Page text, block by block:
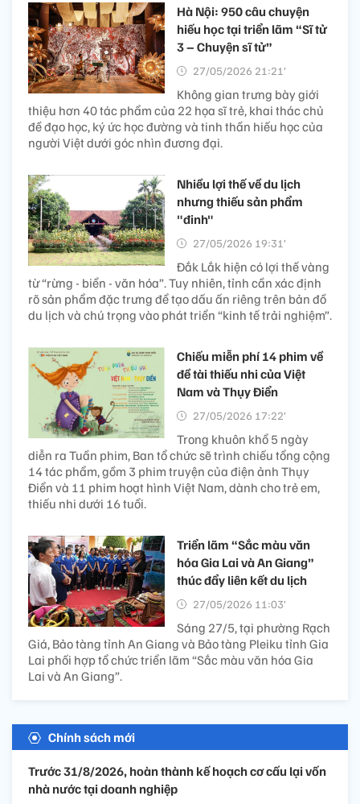
Hà Nội: 950 câu chuyện
hiếu học tại triển lãm “Sĩ tử
3 – Chuyện sĩ tử”
27/05/2026 21:21’
Không gian trưng bày giới
thiệu hơn 40 tác phẩm của 22 họa sĩ trẻ, khai thác chủ
đề đạo học, ký ức học đường và tinh thần hiếu học của
người Việt dưới góc nhìn đương đại.
Nhiều lợi thế về du lịch
nhưng thiếu sản phẩm
"đinh"
27/05/2026 19:31’
Đắk Lắk hiện có lợi thế vàng
từ “rừng - biển - văn hóa”. Tuy nhiên, tỉnh cần xác định
rõ sản phẩm đặc trưng để tạo dấu ấn riêng trên bản đồ
du lịch và chú trọng vào phát triển “kinh tế trải nghiệm”.
Chiếu miễn phí 14 phim về
đề tài thiếu nhi của Việt
Nam và Thụy Điển
27/05/2026 17:22’
Trong khuôn khổ 5 ngày
diễn ra Tuần phim, Ban tổ chức sẽ trình chiếu tổng cộng
14 tác phẩm, gồm 3 phim truyện của điện ảnh Thụy
Điển và 11 phim hoạt hình Việt Nam, dành cho trẻ em,
thiếu nhi dưới 16 tuổi.
Triển lãm “Sắc màu văn
hóa Gia Lai và An Giang”
thúc đẩy liên kết du lịch
27/05/2026 11:03’
Sáng 27/5, tại phường Rạch
Giá, Bảo tàng tỉnh An Giang và Bảo tàng Pleiku tỉnh Gia
Lai phối hợp tổ chức triển lãm “Sắc màu văn hóa Gia
Lai và An Giang”.
Chính sách mới
Trước 31/8/2026, hoàn thành kế hoạch cơ cấu lại vốn
nhà nước tại doanh nghiệp